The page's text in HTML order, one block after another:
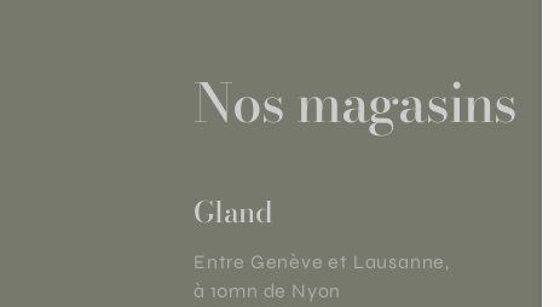
Nos magasins
Gland
Entre Genève et Lausanne,
à 10mn de Nyon